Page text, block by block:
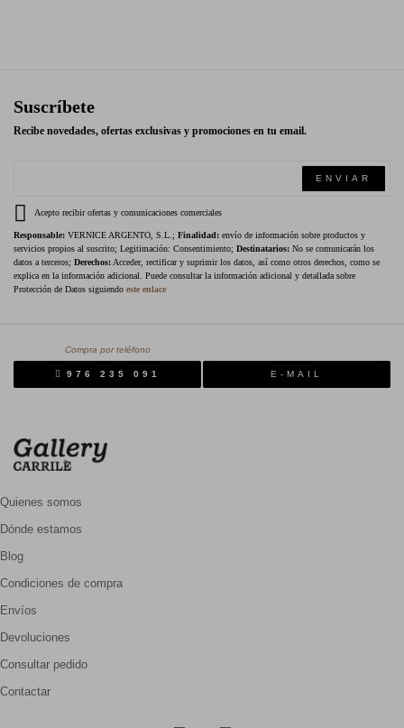
Suscríbete
Recibe novedades, ofertas exclusivas y promociones en tu email.
ENVIAR
Acepto recibir ofertas y comunicaciones comerciales
Responsable: VERNICE ARGENTO, S.L.; Finalidad: envío de información sobre productos y
servicios propios al suscrito; Legitimación: Consentimiento; Destinatarios: No se comunicarán los
datos a terceros; Derechos: Acceder, rectificar y suprimir los datos, así como otros derechos, como se
explica en la información adicional. Puede consultar la información adicional y detallada sobre
Protección de Datos siguiendo este enlace
Compra por teléfono
976 235 091 E-MAIL
Quienes somos
Dónde estamos
Blog
Condiciones de compra
Envíos
Devoluciones
Consultar pedido
Contactar